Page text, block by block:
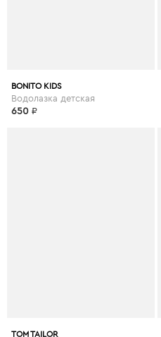
BONITO KIDS
Водолазка детская
650 ₽
TOM TAILOR